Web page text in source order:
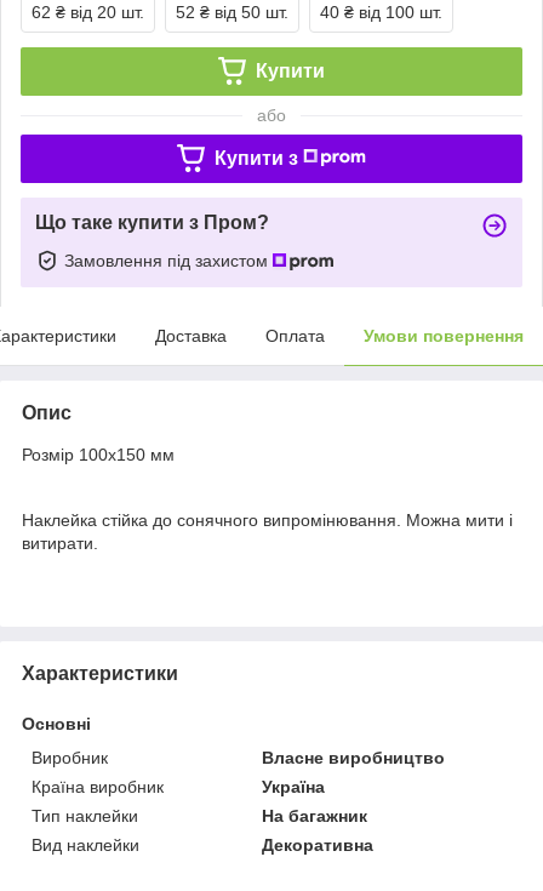
62 ₴ від 20 шт. 52 ₴ від 50 шт. 40 ₴ від 100 шт.
Купити
або
Купити з
Що таке купити з Пром?
Замовлення під захистом
Доставка Оплата Умови повернення
Опис
Розмір 100х150 мм
Наклейка стійка до сонячного випромінювання. Можна мити і
витирати.
Характеристики
Основні
Виробник
Власне виробництво
Країна виробник
Україна
Тип наклейки
На багажник
Вид наклейки
Декоративна